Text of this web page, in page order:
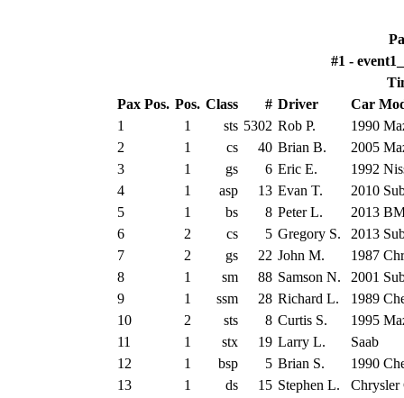
#1 -
Pax Pos. Pos. Class # Driver
Car
1
1 sts 5302 Rob P.
1990
2
1 cs 40 Brian B.
2005
3
1 gs 6 Eric E.
1992
4
1 asp 13 Evan T.
2010
5
1 bs 8 Peter L.
2013
6
2 cs 5 Gregory S.
2013
7
2 gs 22 John M.
1987
8
1 sm 88 Samson N.
2001
9
1 ssm 28 Richard L.
1989
10
2 sts 8 Curtis S.
1995
11
1 stx 19 Larry L.
Saab
12
1 bsp 5 Brian S.
1990
13
1 ds 15 Stephen L.
Chrysler